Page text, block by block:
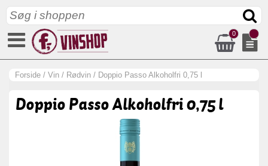
0
Forside / Vin / Rødvin / Doppio Passo Alkoholfri 0,75 l
Doppio Passo Alkoholfri 0,75 l